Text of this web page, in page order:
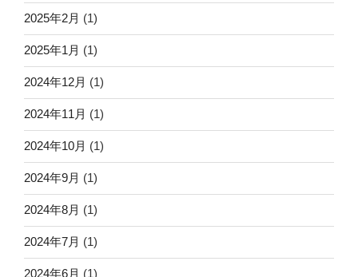
2025年2月 (1)
2025年1月 (1)
2024年12月 (1)
2024年11月 (1)
2024年10月 (1)
2024年9月 (1)
2024年8月 (1)
2024年7月 (1)
2024年6月 (1)